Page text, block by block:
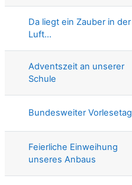
Da liegt ein Zauber in der
Luft...
Adventszeit an unserer
Schule
Bundesweiter Vorlesetag
Feierliche Einweihung
unseres Anbaus